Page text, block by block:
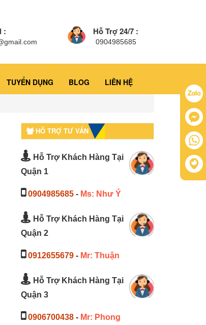
: Hỗ Trợ 24/7 :
0904985685
TUYỂN DỤNG BLOG LIÊN HỆ
HỖ TRỢ TƯ VẤN
Hỗ Trợ Khách Hàng Tại
Quận 1
0904985685- Ms: Như Ý
Hỗ Trợ Khách Hàng Tại
Quận 2
0912655679- Mr: Thuận
Hỗ Trợ Khách Hàng Tại
Quận 3
0906700438- Mr: Phong